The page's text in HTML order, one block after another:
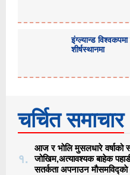
इंग्ल्यान्ड
शीर्षस्थानमा
चर्चित समाचार
१.
आज र भोलि मुसलधारे वर्षाको
जोखिम,अत्यावश्यक बाहेक
सतर्कता अपनाउन